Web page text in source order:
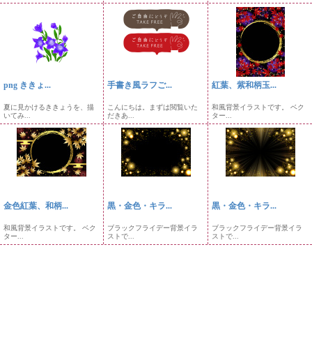
png ききょ...
夏に見かけるききょうを、描
いてみ...
手書き風ラフご...
こんにちは。まずは閲覧いた
だきあ...
紅葉、紫和柄玉...
和風背景イラストです。 ベク
ター...
金色紅葉、和柄...
和風背景イラストです。 ベク
ター...
黒・金色・キラ...
ブラックフライデー背景イラ
ストで...
黒・金色・キラ...
ブラックフライデー背景イラ
ストで...